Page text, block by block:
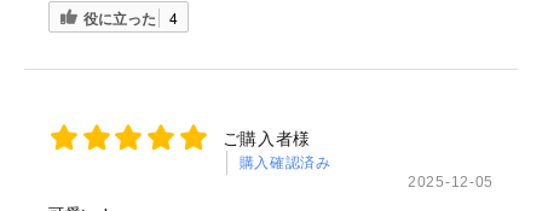
役に立った 4
ご購入者様
購入確認済み
2025-12-05